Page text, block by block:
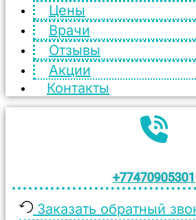
Цены
Врачи
Отзывы
Акции
Контакты
+77470905301
Заказать обратный